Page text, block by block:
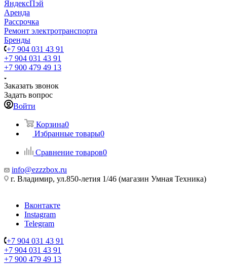
ЯндексПэй
Аренда
Рассрочка
Ремонт электротранспорта
Бренды
+7 904 031 43 91
+7 904 031 43 91
+7 900 479 49 13
Заказать звонок
Задать вопрос
Войти
Корзина0
Избранные товары0
Сравнение товаров0
info@ezzzbox.ru
г. Владимир, ул.850-летия 1/46 (магазин Умная Техника)
Вконтакте
Instagram
Telegram
+7 904 031 43 91
+7 904 031 43 91
+7 900 479 49 13